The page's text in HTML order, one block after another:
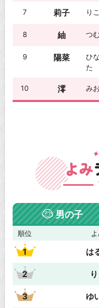
7 莉子 りこ
8 紬 つ
9 陽菜
ひ
た
10 澪 み
男の子
順位
1 は
2
3 ゆ